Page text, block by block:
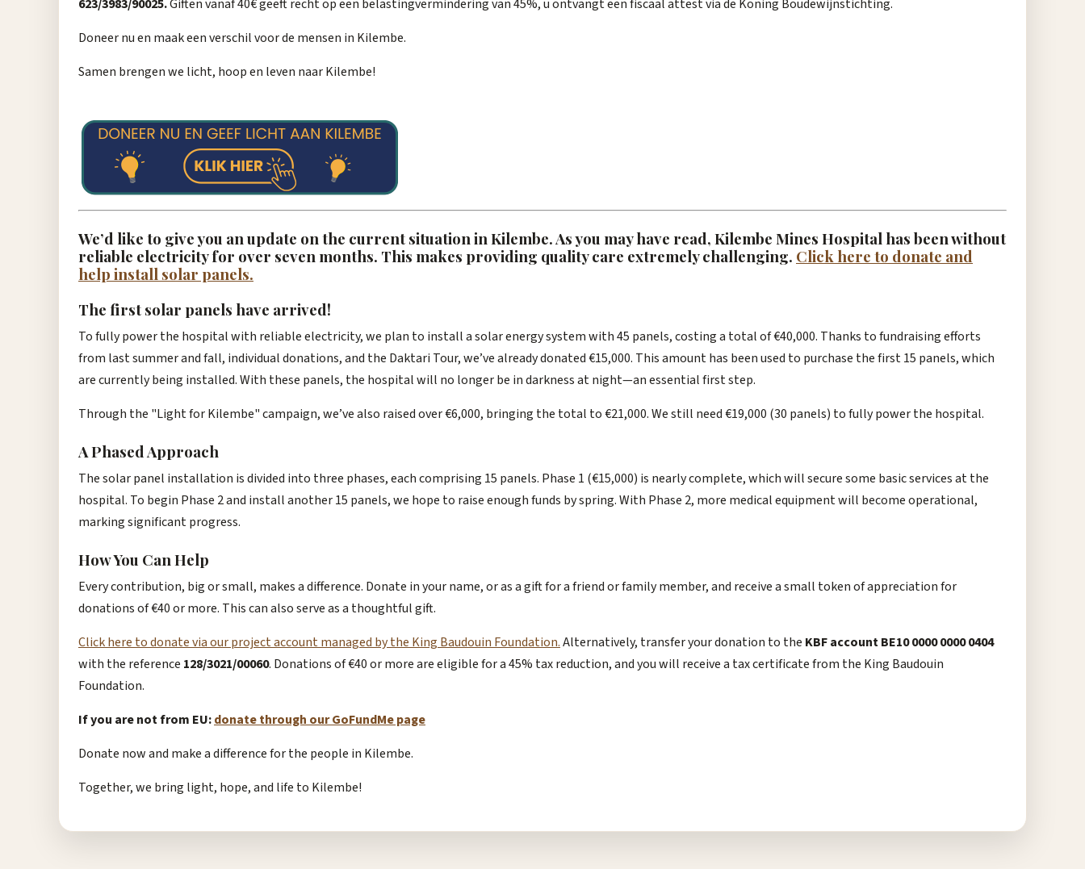
623/3983/90025.Giften vanaf 40€ geeft recht op een belastingvermindering van 45%, u ontvangt een fiscaal attest via de Koning Boudewijnstichting.
Doneer nu en maak een verschil voor de mensen in Kilembe.
Samen brengen we licht, hoop en leven naar Kilembe!
We’d like to give you an update on the current situation in Kilembe. As you may have read, Kilembe Mines Hospital has been without
reliable electricity for over seven months. This makes providing quality care extremely challenging. Click here to donate and
help install solar panels.
The first solar panels have arrived!
To fully power the hospital with reliable electricity, we plan to install a solar energy system with 45 panels, costing a total of €40,000. Thanks to fundraising efforts
from last summer and fall, individual donations, and the Daktari Tour, we’ve already donated €15,000. This amount has been used to purchase the first 15 panels, which
are currently being installed. With these panels, the hospital will no longer be in darkness at night—an essential first step.
Through the "Light for Kilembe" campaign, we’ve also raised over €6,000, bringing the total to €21,000. We still need €19,000 (30 panels) to fully power the hospital.
A Phased Approach
The solar panel installation is divided into three phases, each comprising 15 panels. Phase 1 (€15,000) is nearly complete, which will secure some basic services at the
hospital. To begin Phase 2 and install another 15 panels, we hope to raise enough funds by spring. With Phase 2, more medical equipment will become operational,
marking significant progress.
How You Can Help
Every contribution, big or small, makes a difference. Donate in your name, or as a gift for a friend or family member, and receive a small token of appreciation for
donations of €40 or more. This can also serve as a thoughtful gift.
Click here to donate via our project account managed by the King Baudouin Foundation.Alternatively, transfer your donation to the KBF account BE10 0000 0000 0404
with the reference 128/3021/00060. Donations of €40 or more are eligible for a 45% tax reduction, and you will receive a tax certificate from the King Baudouin
Foundation.
If you are not from EU:donate through our GoFundMe page
Donate now and make a difference for the people in Kilembe.
Together, we bring light, hope, and life to Kilembe!